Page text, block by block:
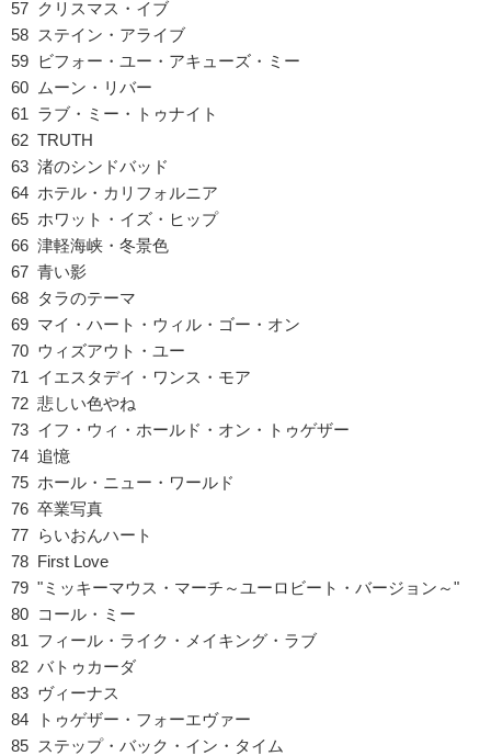
57 クリスマス・イブ
58 ステイン・アライブ
59 ビフォー・ユー・アキューズ・ミー
60 ムーン・リバー
61 ラブ・ミー・トゥナイト
62 TRUTH
63 渚のシンドバッド
64 ホテル・カリフォルニア
65 ホワット・イズ・ヒップ
66 津軽海峡・冬景色
67 青い影
68 タラのテーマ
69 マイ・ハート・ウィル・ゴー・オン
70 ウィズアウト・ユー
71 イエスタデイ・ワンス・モア
72 悲しい色やね
73 イフ・ウィ・ホールド・オン・トゥゲザー
74 追憶
75 ホール・ニュー・ワールド
76 卒業写真
77 らいおんハート
78 First Love
79 "ミッキーマウス・マーチ～ユーロビート・バージョン～"
80 コール・ミー
81 フィール・ライク・メイキング・ラブ
82 バトゥカーダ
83 ヴィーナス
84 トゥゲザー・フォーエヴァー
85 ステップ・バック・イン・タイム